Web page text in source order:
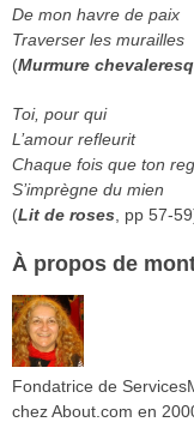
De mon havre de paix
Traverser les murailles
(Murmure
Toi, pour qui
L’amour refleurit
Chaque fois que ton
S’imprègne du mien
(Lit de roses , pp 57-
À propos de
Fondatrice de
chez About.com en